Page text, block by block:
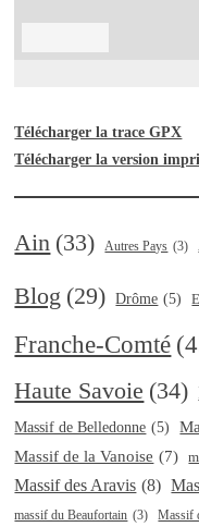
Télécharger la trace GPX
Télécharger la version
Ain (33) Autres Pays (3)
Blog (29) Drôme (5)
Franche-Comté
Haute Savoie (34)
Massif de Belledonne (5)
Massif de la Vanoise (7)
Massif des Aravis (8)
massif du Beaufortain (3) Massif